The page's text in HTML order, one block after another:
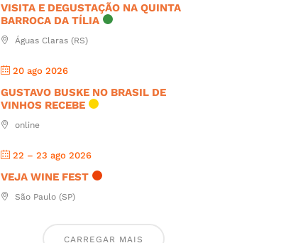
VISITA E DEGUSTAÇÃO NA QUINTA
BARROCA DA TÍLIA
Águas Claras (RS)
20 ago 2026
GUSTAVO BUSKE NO BRASIL DE
VINHOS RECEBE
online
22 – 23 ago 2026
VEJA WINE FEST
São Paulo (SP)
CARREGAR MAIS